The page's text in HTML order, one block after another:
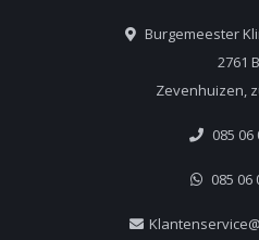
Burgemeester
2761
Zevenhuizen,
085 06
085 06